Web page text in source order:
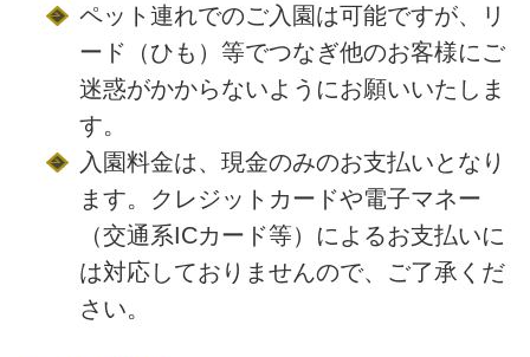
ペット連れでのご入園は可能ですが、リ
ード（ひも）等でつなぎ他のお客様にご
迷惑がかからないようにお願いいたしま
す。
入園料金は、現金のみのお支払いとなり
ます。クレジットカードや電子マネー
（交通系ICカード等）によるお支払いに
は対応しておりませんので、ご了承くだ
さい。